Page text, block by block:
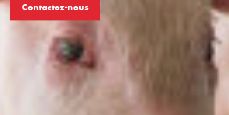
Contactez-nous